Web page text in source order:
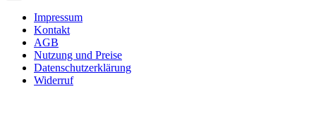
Impressum
Kontakt
AGB
Nutzung und Preise
Datenschutzerklärung
Widerruf